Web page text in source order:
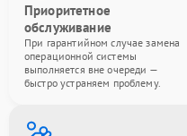
Приоритетное
обслуживание
При гарантийном случае замена
операционной системы
выполняется вне очереди —
быстро устраняем проблему.